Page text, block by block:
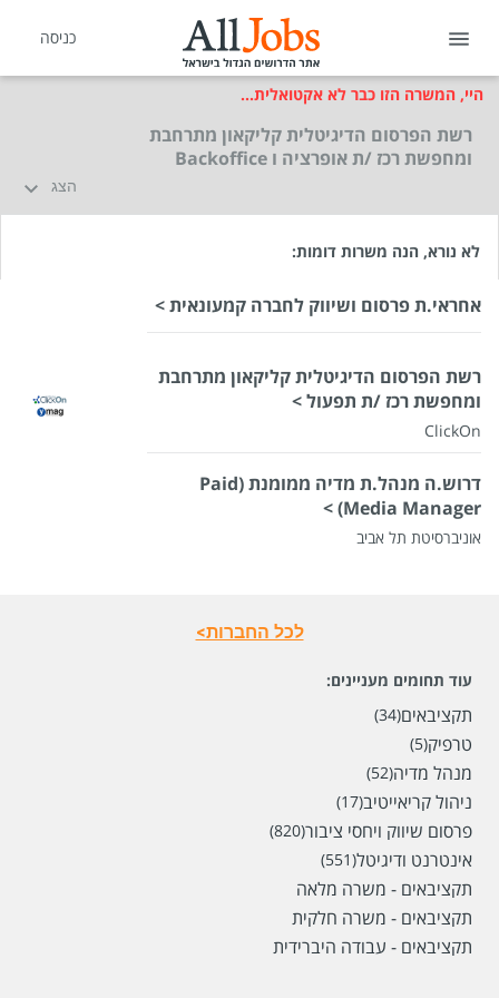
כניסה
היי, המשרה הזו כבר לא אקטואלית...
רשת הפרסום הדיגיטלית קליקאון מתרחבת
ומחפשת רכז /ת אופרציה ו Backoffice
הצג
לא נורא, הנה משרות דומות:
אחראי.ת פרסום ושיווק לחברה קמעונאית >
רשת הפרסום הדיגיטלית קליקאון מתרחבת
ומחפשת רכז /ת תפעול >
ClickOn
דרוש.ה מנהל.ת מדיה ממומנת (Paid
Media Manager) >
אוניברסיטת תל אביב
לכל החברות>
עוד תחומים מעניינים:
תקציבאים(34)
טרפיק(5)
מנהל מדיה(52)
ניהול קריאייטיב(17)
פרסום שיווק ויחסי ציבור(820)
אינטרנט ודיגיטל(551)
תקציבאים - משרה מלאה
תקציבאים - משרה חלקית
תקציבאים - עבודה היברידית